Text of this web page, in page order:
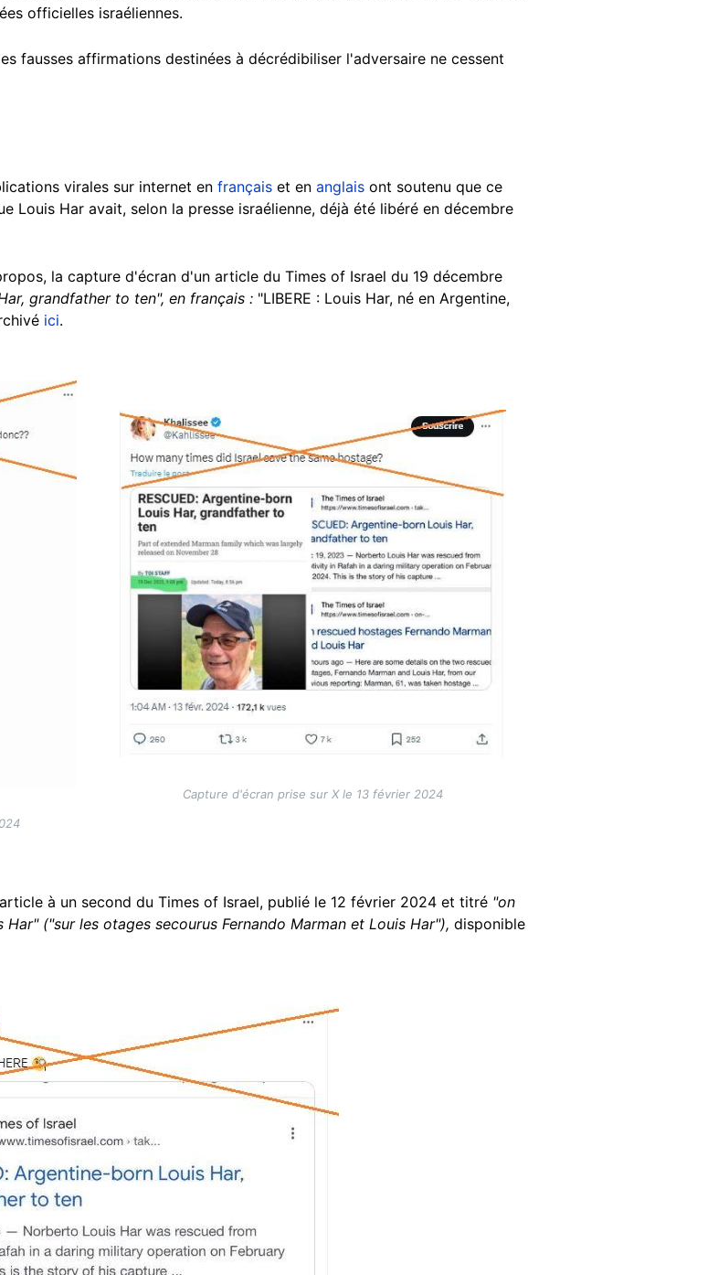
officielles israéliennes.
fausses affirmations destinées à décrédibiliser l'adversaire ne cessent
virales sur internet en français et en anglais ont soutenu que ce
Louis Har avait, selon la presse israélienne, déjà été libéré en décembre
la capture d'écran d'un article du Times of Israel du 19 décembre
grandfather to ten", en français : "LIBERE : Louis Har, né en Argentine,
ici.
Image
Capture d'écran prise sur X le 13 février 2024
à un second du Times of Israel, publié le 12 février 2024 et titré "on
("sur les otages secourus Fernando Marman et Louis Har"), disponible